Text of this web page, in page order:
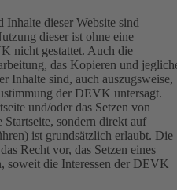
dieser Website sind
dieser ist ohne eine
nicht gestattet. Auch die
das Kopieren und
Inhalte sind, auch auszugsweise,
der DEVK untersagt.
und/oder das Setzen von
sondern direkt auf
ist grundsätzlich erlaubt. Die
Recht vor, das Setzen eines
soweit die Interessen der DEVK